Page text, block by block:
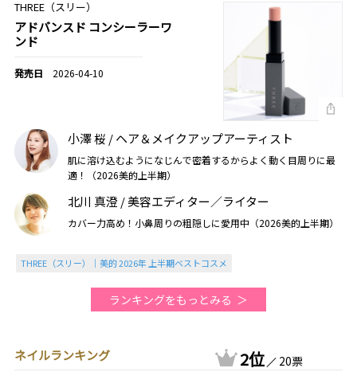
THREE（スリー）
アドバンスド コンシーラーワ
ンド
2026-04-10
小澤 桜 / ヘア＆メイクアップアーティスト
肌に溶け込むようになじんで密着するからよく動く目周りに最
適！（2026美的上半期）
北川 真澄 / 美容エディター／ライター
カバー力高め！小鼻周りの粗隠しに愛用中（2026美的上半期）
THREE（スリー）｜美的 2026年 上半期ベストコスメ
ランキングをもっとみる
ネイルランキング 2位 20票